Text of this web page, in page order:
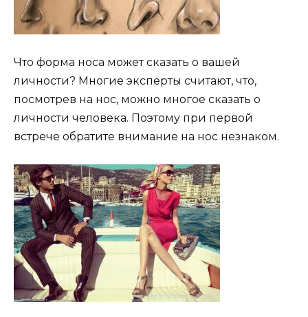
Что форма носа может сказать о вашей
личности? Многие эксперты считают, что,
посмотрев на нос, можно многое сказать о
личности человека. Поэтому при первой
встрече обратите внимание на нос незнаком.